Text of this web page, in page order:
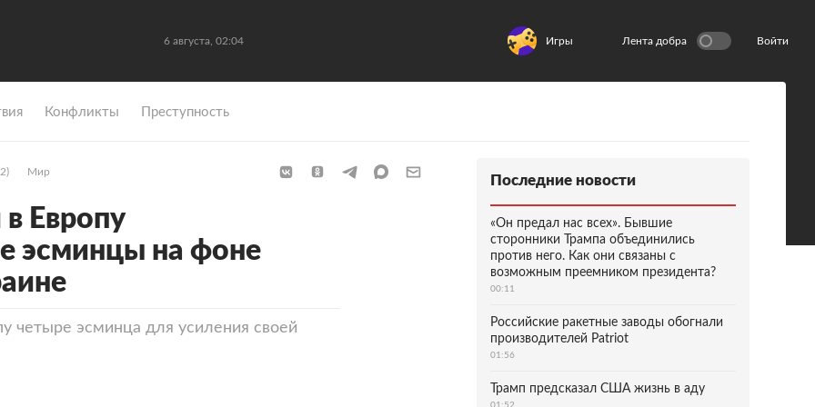
6 августа, 02:04 Игры Лента добра Войти
Конфликты Преступность
Мир
Европу
эсминцы на фоне
эсминца для усиления своей
Последние новости
«Он предал нас всех». Бывшие
сторонники Трампа объединились
против него. Как они связаны с
возможным преемником президента?
00:11
Российские ракетные заводы обогнали
производителей Patriot
01:56
Трамп предсказал США жизнь в аду
01:52